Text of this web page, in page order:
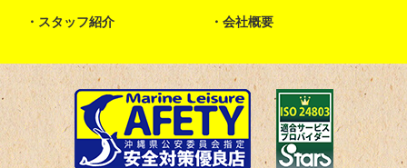
スタッフ紹介 会社概要